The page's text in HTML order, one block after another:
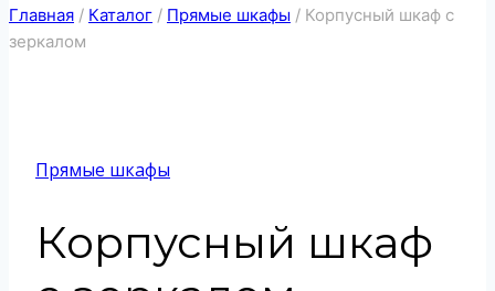
Главная / Каталог / Прямые шкафы / Корпусный шкаф с
зеркалом
Прямые шкафы
Корпусный шкаф